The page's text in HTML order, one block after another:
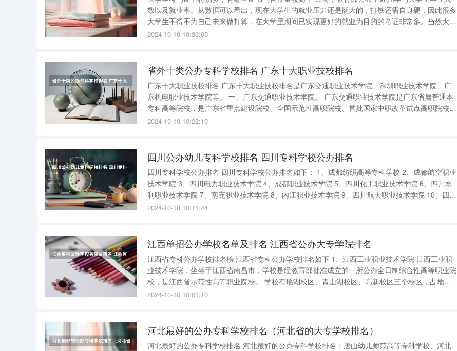
数以及就业率。从数据可以看出，现在大学生的就业压力还是挺大的，打铁还需自身硬，因此很多
大学生不得不为自己未来做打算，在大学里期间已实现更好的就业为目的的考证非常多。当然大学
里考的证书特别多，但是下面的我所介绍的，这几个证书含金量是非常高的，也是非常实用的几个
2024-10-10 10:33:05
省外十类公办专科学校排名 广东十大职业技校排名
广东十大职业技校排名 广东十大职业技校排名是广东交通职业技术学院、深圳职业技术学院、广
东机电职业技术学院等。 一、广东交通职业技术学院。 广东交通职业技术学院是广东省属普通本
专科高等院校，是广东省重点建设院校、全国示范性高职院校、首批国家中职改革试点高职院校。
学校坐落于广州市从化区高桥镇春华路，占地面积401.3亩，是一所以交通物流、信息技术等领域
2024-10-10 10:22:19
四川公办幼儿专科学校排名 四川专科学校公办排名
四川专科学校公办排名 四川专科学校公办排名如下： 1、成都纺织高等专科学校 2、成都航空职业
技术学院 3、四川电力职业技术学院 4、成都职业技术学院 5、四川化工职业技术学院 6、四川水
利职业技术学院 7、南充职业技术学院 8、内江职业技术学院 9、四川航天职业技术学院 10、四川
2024-10-10 10:11:44
江西单招公办学校名单及排名 江西省公办大专学院排名
江西省专科公办学校排名榜 江西省专科公办学校排名如下 1、江西工业职业技术学院 江西工业职
业技术学院，坐落于江西省南昌市，学校是经教育部批准成立的一所公办全日制综合性高等职业院
校，是江西省示范性高等职业院校。 学校有瑶湖校区、青山湖校区、高新校区三个校区，占地面
积46万平方米，设有教学院部9个，开办专业42个。 2、江西建设职业技术学院 江西建设职业技术
2024-10-10 10:01:10
河北最好的公办专科学校排名（河北省的大专学校排名）
河北最好的公办专科学校排名 河北最好的公办专科学校排名：唐山幼儿师范高等专科学校、河北